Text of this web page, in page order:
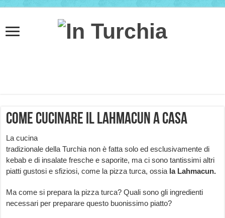
Come cucinare il lahmacun a casa
La cucina
tradizionale della Turchia non è fatta solo ed esclusivamente di
kebab e di insalate fresche e saporite, ma ci sono tantissimi altri
piatti gustosi e sfiziosi, come la pizza turca, ossia la Lahmacun.
Ma come si prepara la pizza turca? Quali sono gli ingredienti
necessari per preparare questo buonissimo piatto?